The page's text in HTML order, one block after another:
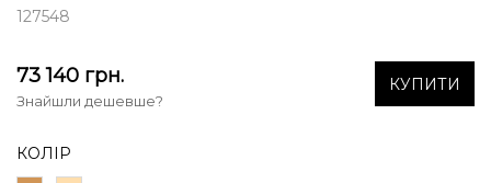
127548
73 140 грн.
Знайшли дешевше?
КУПИТИ
КОЛІР